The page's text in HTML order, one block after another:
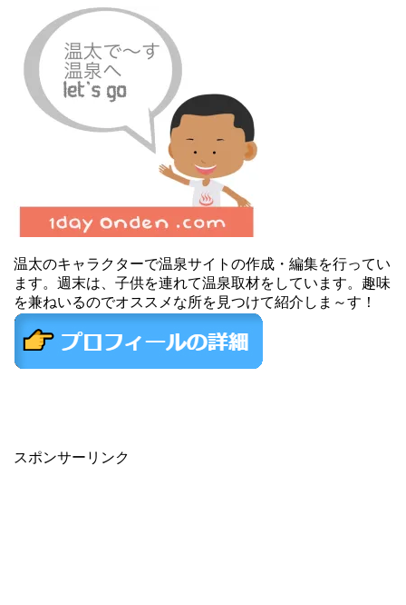
温太のキャラクターで温泉サイトの作成・編集を行ってい
ます。週末は、子供を連れて温泉取材をしています。趣味
を兼ねいるのでオススメな所を見つけて紹介しま～す！
スポンサーリンク